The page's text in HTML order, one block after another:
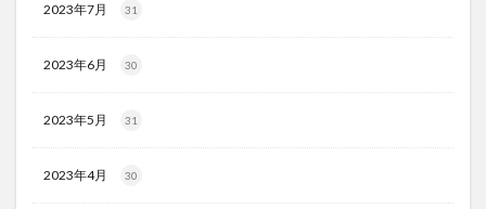
2023年7月 31
2023年6月 30
2023年5月 31
2023年4月 30